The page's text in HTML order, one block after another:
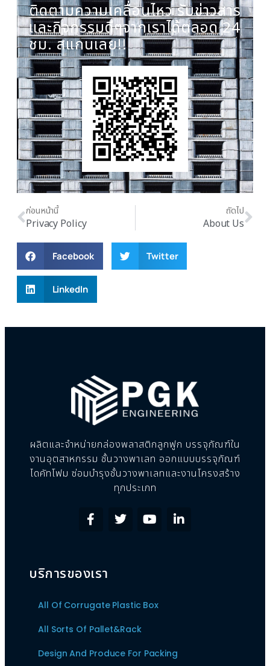
ติดตามความเคลื่อนไหว รับข่าวสาร
และกิจกรรมดีๆจากเราได้ตลอด 24
ชม. สแกนเลย!!
ก่อนหน้านี้
Privacy Policy
ถัดไป
About Us
Facebook Twitter
LinkedIn
ผลิตและจำหน่ายกล่องพลาสติกลูกฟูก บรรจุภัณฑ์ใน
งานอุตสาหกรรม ชั้นวางพาเลท ออกแบบบรรจุภัณฑ์
ไดคัทโฟม ซ่อมบำรุงชั้นวางพาเลทและงานโครงสร้าง
ทุกประเภท
บริการของเรา
All Of Corrugate Plastic Box
All Sorts Of Pallet&Rack
Design And Produce For Packing